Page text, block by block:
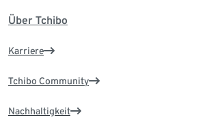
Über Tchibo
Karriere
Tchibo Community
Nachhaltigkeit